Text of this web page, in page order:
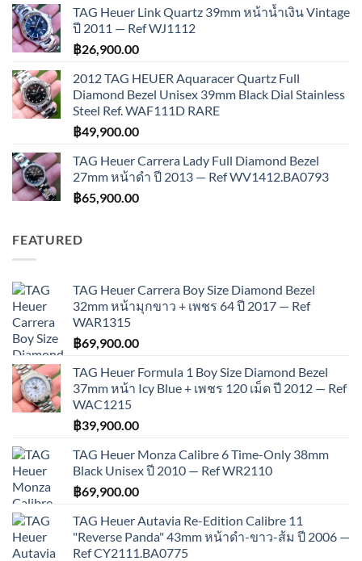
TAG Heuer Link Quartz 39mm หน้าน้ำเงิน Vintage
ปี 2011 — Ref WJ1112
฿26,900.00
2012 TAG HEUER Aquaracer Quartz Full
Diamond Bezel Unisex 39mm Black Dial Stainless
Steel Ref. WAF111D RARE
฿49,900.00
TAG Heuer Carrera Lady Full Diamond Bezel
27mm หน้าดำ ปี 2013 — Ref WV1412.BA0793
฿65,900.00
FEATURED
TAG Heuer Carrera Boy Size Diamond Bezel
32mm หน้ามุกขาว + เพชร 64 ปี 2017 — Ref
WAR1315
฿69,900.00
TAG Heuer Formula 1 Boy Size Diamond Bezel
37mm หน้า Icy Blue + เพชร 120 เม็ด ปี 2012 — Ref
WAC1215
฿39,900.00
TAG Heuer Monza Calibre 6 Time-Only 38mm
Black Unisex ปี 2010 — Ref WR2110
฿69,900.00
TAG Heuer Autavia Re-Edition Calibre 11
"Reverse Panda" 43mm หน้าดำ-ขาว-ส้ม ปี 2006 —
Ref CY2111.BA0775